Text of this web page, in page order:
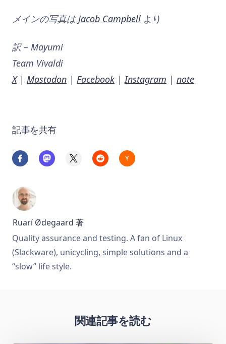
メインの写真は Jacob Campbell より
訳 – Mayumi
Team Vivaldi
X| Mastodon | Facebook | Instagram | note
記事を共有
Ruarí Ødegaard 著
Quality assurance and testing. A fan of Linux
(Slackware), unicycling, simple solutions and a
“slow” life style.
関連記事を読む